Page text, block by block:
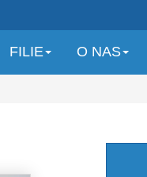
FILIE O NAS